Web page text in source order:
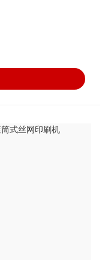
薄膜、金属箔等），
发泡等）‌